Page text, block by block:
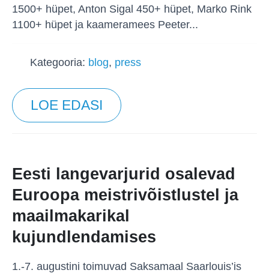
1500+ hüpet, Anton Sigal 450+ hüpet, Marko Rink
1100+ hüpet ja kaameramees Peeter...
Kategooria: blog, press
LOE EDASI
Eesti langevarjurid osalevad
Euroopa meistrivõistlustel ja
maailmakarikal
kujundlendamises
1.-7. augustini toimuvad Saksamaal Saarlouis’is